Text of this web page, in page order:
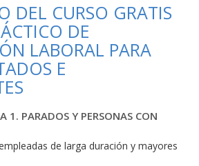
DEL CURSO GRATIS
DE
LABORAL PARA
E
1. PARADOS Y PERSONAS CON
de larga duración y mayores